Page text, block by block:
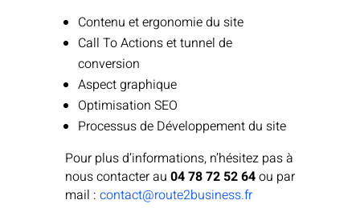
Contenu et ergonomie du site
Call To Actions et tunnel de
conversion
Aspect graphique
Optimisation SEO
Processus de Développement du site
Pour plus d’informations, n’hésitez pas à
nous contacter au 04 78 72 52 64ou par
mail : contact@route2business.fr